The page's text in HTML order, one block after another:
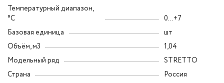
Температурный диапазон,
°C
0...+7
Базовая единица
шт
Объём, м3
1,04
Модельный ряд
STRETTO
Страна
Россия